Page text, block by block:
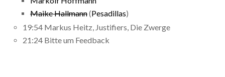
Maike Hallmann(Pesadillas)
19:54 Markus Heitz, Justifiers, Die Zwerge
21:24 Bitte um Feedback